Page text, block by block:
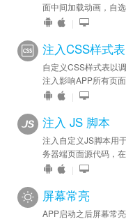
面中间加载动画，自选
|
注入CSS样式表
自定义CSS样式表以
注入影响APP所有页面
|
注入 JS 脚本
注入自定义JS脚本用
务器端页面源代码，在
|
屏幕常亮
APP启动之后屏幕常